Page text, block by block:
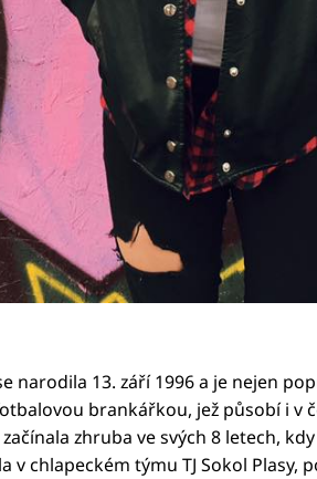
narodila 13. září 1996 a je nejen
brankářkou, jež působí i v
zhruba ve svých 8 letech,
v chlapeckém týmu TJ Sokol Plasy,